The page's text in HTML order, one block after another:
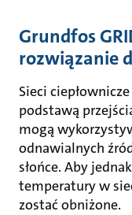
Grundfos
rozwiązanie
Sieci
podstawą
mogą
odnawialnych
słońce. Aby
temperatury w
zostać obniżone.